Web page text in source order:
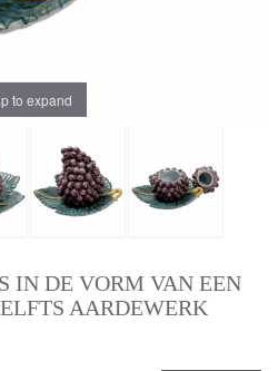
to expand
IN DE VORM VAN EEN
AARDEWERK